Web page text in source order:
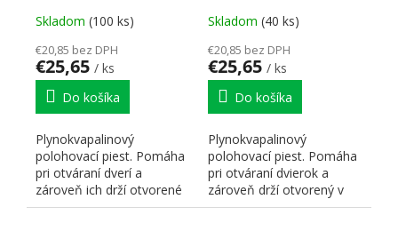
Skladom (100 ks)
€20,85 bez DPH
€25,65 / ks
Do košíka
Plynokvapalinový
polohovací piest. Pomáha
pri otváraní dverí a
zároveň ich drží otvorené
v rôznych polohách. V...
Skladom (40 ks)
€20,85 bez DPH
€25,65 / ks
Do košíka
Plynokvapalinový
polohovací piest. Pomáha
pri otváraní dvierok a
zároveň drží otvorený v
rôznych pozíciách. K-push.